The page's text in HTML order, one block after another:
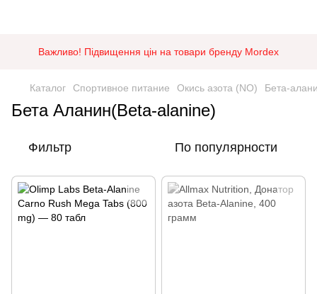
Важливо! Підвищення цін на товари бренду Mordex
Каталог Спортивное питание Окись азота (NO) Бета-
Бета Аланин(Beta-alanine)
Фильтр По популярности